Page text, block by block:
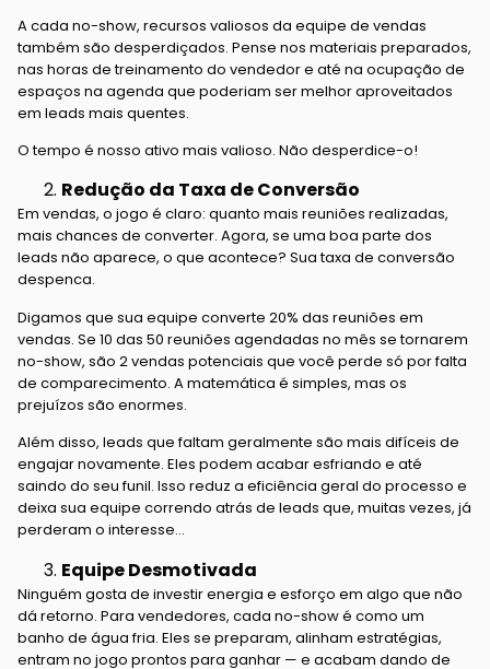
A cada no-show, recursos valiosos da equipe de vendas
também são desperdiçados. Pense nos materiais preparados,
nas horas de treinamento do vendedor e até na ocupação de
espaços na agenda que poderiam ser melhor aproveitados
em leads mais quentes.
O tempo é nosso ativo mais valioso. Não desperdice-o!
Redução da Taxa de Conversão
Em vendas, o jogo é claro: quanto mais reuniões realizadas,
mais chances de converter. Agora, se uma boa parte dos
leads não aparece, o que acontece? Sua taxa de conversão
despenca.
Digamos que sua equipe converte 20% das reuniões em
vendas. Se 10 das 50 reuniões agendadas no mês se tornarem
no-show, são 2 vendas potenciais que você perde só por falta
de comparecimento. A matemática é simples, mas os
prejuízos são enormes.
Além disso, leads que faltam geralmente são mais difíceis de
engajar novamente. Eles podem acabar esfriando e até
saindo do seu funil. Isso reduz a eficiência geral do processo e
deixa sua equipe correndo atrás de leads que, muitas vezes, já
perderam o interesse…
Equipe Desmotivada
Ninguém gosta de investir energia e esforço em algo que não
dá retorno. Para vendedores, cada no-show é como um
banho de água fria. Eles se preparam, alinham estratégias,
entram no jogo prontos para ganhar — e acabam dando de